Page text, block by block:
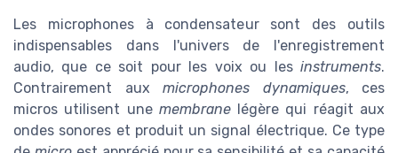
Les microphones à condensateur sont des outils
indispensables dans l'univers de l'enregistrement
audio, que ce soit pour les voix ou les instruments.
Contrairement aux microphones dynamiques, ces
micros utilisent une membranelégère qui réagit aux
ondes sonores et produit un signal électrique. Ce type